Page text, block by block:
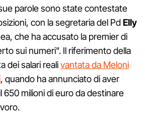
parole sono state contestate
con la segretaria del PdElly
che ha accusato la premier di
sui numeri". Il riferimento della
dei salari realivantata da Meloni
, quando ha annunciato di aver
650 milioni di euro da destinare